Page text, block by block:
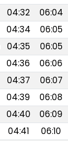
04:32 06:04
04:34 06:05
04:35 06:05
04:36 06:06
04:37 06:07
04:39 06:08
04:40 06:09
04:41 06:10